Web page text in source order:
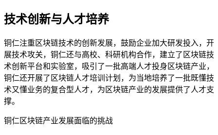
技术创新与人才培养
铜仁注重区块链技术的创新发展，鼓励企业加大研发投入，开
展技术攻关，铜仁还与高校、科研机构合作，建立了区块链技
术创新平台和实验室，吸引了一批高端人才投身区块链产业，
铜仁还开展了区块链人才培训计划，为当地培养了一批既懂技
术又懂业务的复合型人才，为区块链产业的发展提供了人才支
撑。
铜仁区块链产业发展面临的挑战